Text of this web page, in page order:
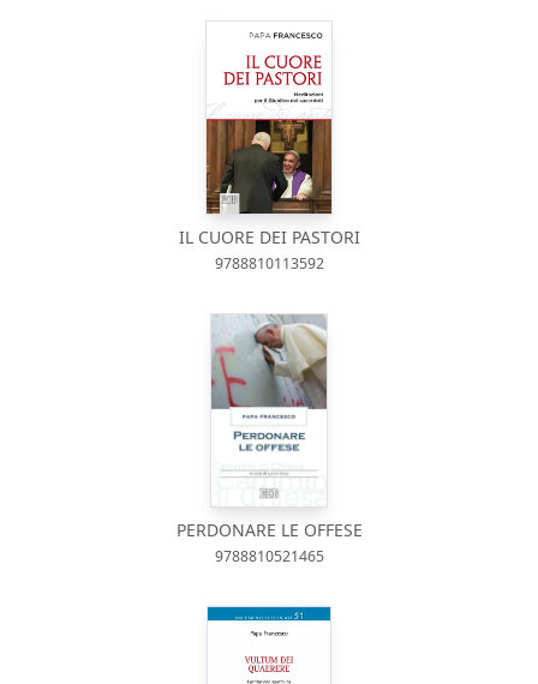
IL CUORE DEI PASTORI
9788810113592
PERDONARE LE OFFESE
9788810521465